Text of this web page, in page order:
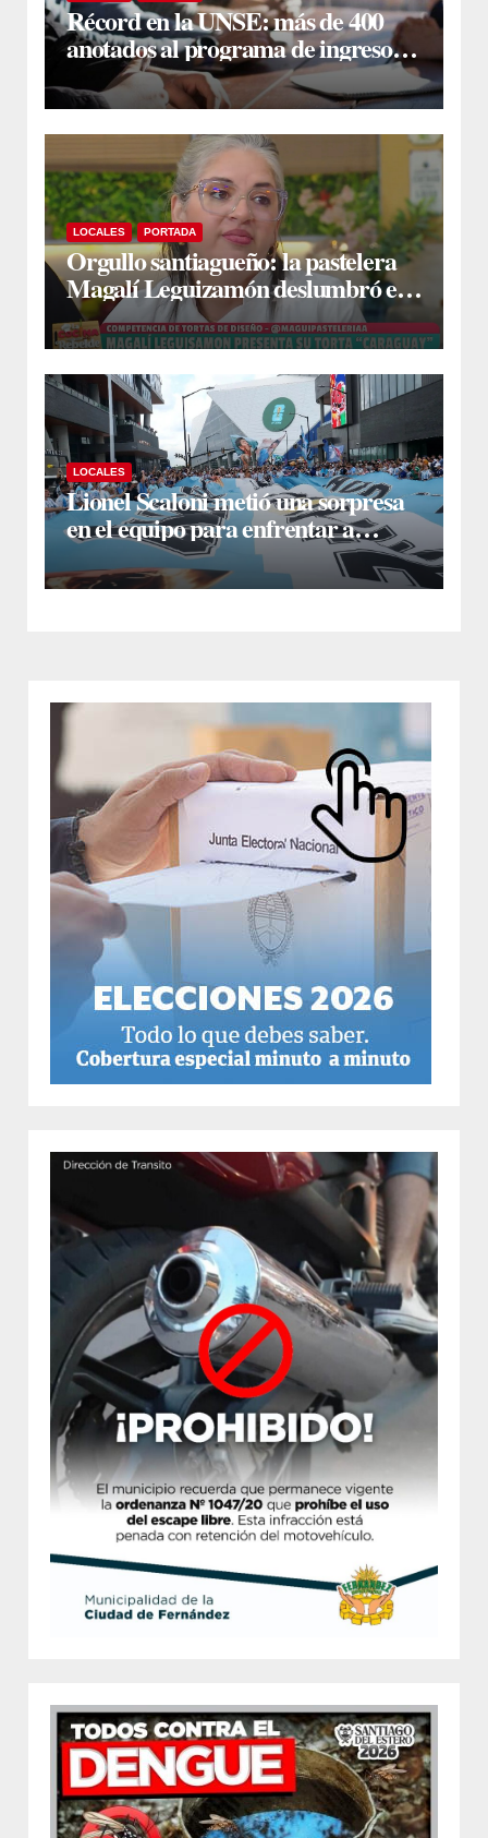
Récord en la UNSE: más de 400
anotados al programa de ingreso
sin secundario
LOCALES PORTADA
Orgullo santiagueño: la pastelera
Magalí Leguizamón deslumbró en
Canal 13 con su torta “Caraguay” y
ganó la competencia
LOCALES
Lionel Scaloni metió una sorpresa
en el equipo para enfrentar a
Inglaterra: Giuliano Simeone
reemplazará a Rodrigo De Paul